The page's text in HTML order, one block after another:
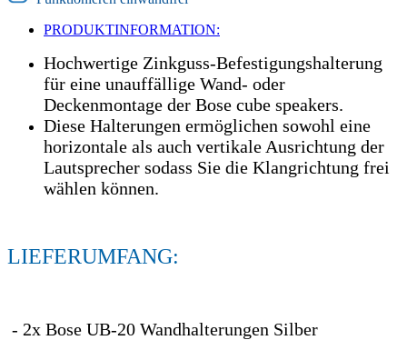
PRODUKTINFORMATION:
Hochwertige Zinkguss-Befestigungshalterung
für eine unauffällige Wand- oder
Deckenmontage der Bose cube speakers.
Diese Halterungen ermöglichen sowohl eine
horizontale als auch vertikale Ausrichtung der
Lautsprecher sodass Sie die Klangrichtung frei
wählen können.
LIEFERUMFANG:
- 2x Bose UB-20 Wandhalterungen Silber